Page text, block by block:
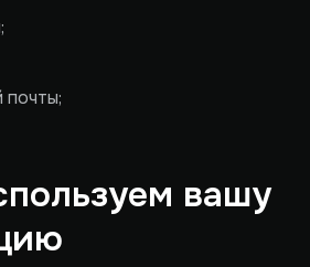
почты;
вашу